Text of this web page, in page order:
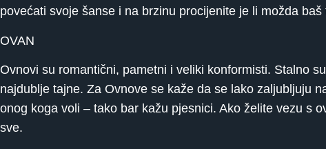
povećati svoje šanse i na brzinu procijenite je li možda
OVAN
Ovnovi su romantični, pametni i veliki konformisti. Stalno
najdublje tajne. Za Ovnove se kaže da se lako zaljubljuju
onog koga voli – tako bar kažu pjesnici. Ako želite vezu s
sve.